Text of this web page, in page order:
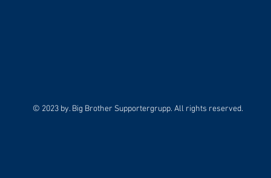
© 2023 by. Big Brother Supportergrupp. All rights reserved.